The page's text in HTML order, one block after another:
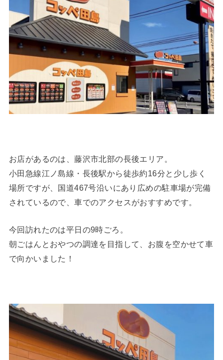
お店があるのは、藤沢市北部の長後エリア。
小田急線江ノ島線・長後駅から徒歩約16分と少し歩く
場所ですが、国道467号沿いにあり広めの駐車場が完備
されているので、車でのアクセスがおすすめです。
今回訪れたのは平日の9時ごろ。
朝ごはんとおやつの調達を目指して、お腹を空かせて車
で向かいました！